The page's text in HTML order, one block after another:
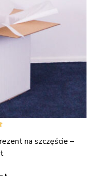
na szczęście –